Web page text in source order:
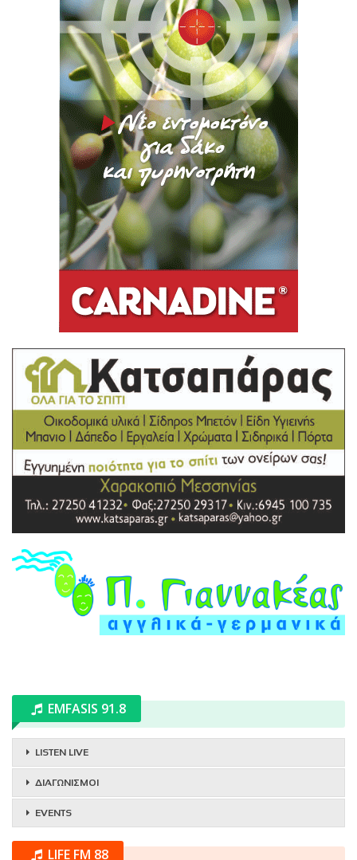
EMFASIS 91.8
LISTEN LIVE
ΔΙΑΓΩΝΙΣΜΟΙ
EVENTS
LIFE FM 88